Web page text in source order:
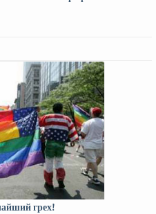
грех!